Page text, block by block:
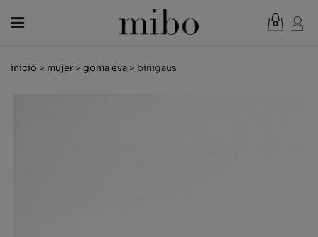
0
VER CESTA
inicio > mujer > goma eva > binigaus